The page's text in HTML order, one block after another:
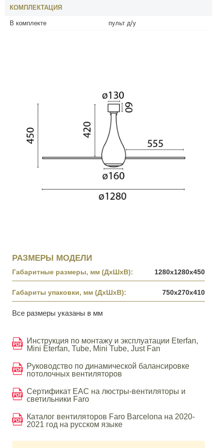
КОМПЛЕКТАЦИЯ
В комплекте пульт д/у
РАЗМЕРЫ МОДЕЛИ
Габаритные размеры, мм (ДхШхВ): 1280x1280x450
Габариты упаковки, мм (ДхШхВ): 750x270x410
Все размеры указаны в мм
Инструкция по монтажу и эксплуатации Eterfan,
Mini Eterfan, Tube, Mini Tube, Just Fan
Руководство по динамической балансировке
потолочных вентиляторов
Сертификат EAC на люстры-вентиляторы и
светильники Faro
Каталог вентиляторов Faro Barcelona на 2020-
2021 год на русском языке